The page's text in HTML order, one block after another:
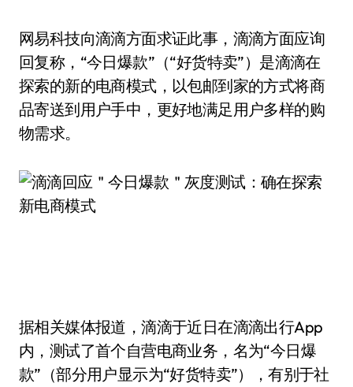
网易科技向滴滴方面求证此事，滴滴方面应询
回复称，“今日爆款”（“好货特卖”）是滴滴在
探索的新的电商模式，以包邮到家的方式将商
品寄送到用户手中，更好地满足用户多样的购
物需求。
据相关媒体报道，滴滴于近日在滴滴出行App
内，测试了首个自营电商业务，名为“今日爆
款”（部分用户显示为“好货特卖”），有别于社